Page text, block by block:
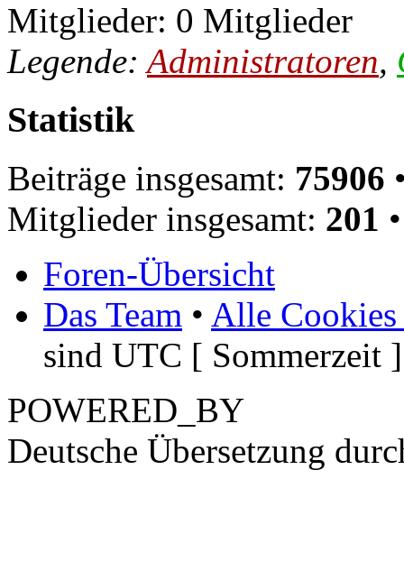
Mitglieder: 0 Mitglieder
Legende:Administratoren,
Statistik
Beiträge insgesamt: 75906
Mitglieder insgesamt: 201
Foren-Übersicht
Das Team • Alle Cookies
sind UTC [ Sommerzeit ]
POWERED_BY
Deutsche Übersetzung